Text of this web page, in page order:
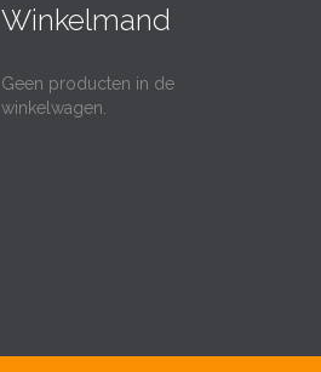
Winkelmand
Geen producten in de
winkelwagen.